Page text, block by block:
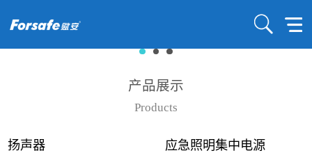
产品展示
Products
扬声器 应急照明集中电源